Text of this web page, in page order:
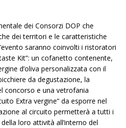
dei Consorzi DOP che
dei territori e le caratteristiche
saranno coinvolti i ristoratori
Kit”: un cofanetto contenente,
d’oliva personalizzata con il
da degustazione, la
concorso e una vetrofania
Extra vergine” da esporre nel
al circuito permetterà a tutti i
loro attività all’interno del